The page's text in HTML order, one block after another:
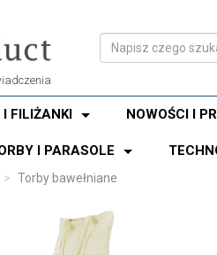
I FILIŻANKI NOWOŚCI I
I PARASOLE
Torby bawełniane